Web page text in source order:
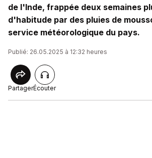
de l'Inde, frappée deux semaines
d'habitude par des pluies de
service météorologique du pays.
Publié: 26.05.2025 à 12:32 heures
PartagerÉcouter